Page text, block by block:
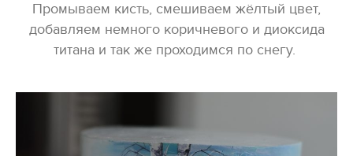
Промываем кисть, смешиваем жёлтый цвет,
добавляем немного коричневого и диоксида
титана и так же проходимся по снегу.